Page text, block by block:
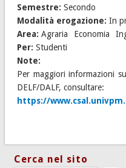
Semestre: Secondo
Modalità erogazione: In
Area: Agraria Economia
Per: Studenti
Note:
Per maggiori informazioni
DELF/DALF, consultare:
https://
Cerca nel sito